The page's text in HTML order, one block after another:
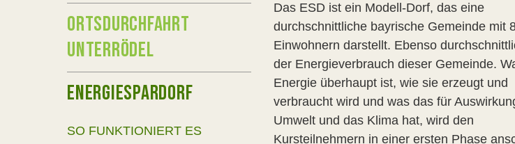
Das ESD ist ein Modell-Dorf, das eine
durchschnittliche bayrische Gemeinde mit
Einwohnern darstellt. Ebenso
der Energieverbrauch dieser Gemeinde.
Energie überhaupt ist, wie sie erzeugt und
verbraucht wird und was das für
Umwelt und das Klima hat, wird den
Kursteilnehmern in einer ersten Phase
ORTSDURCHFAHRT
UNTERRÖDEL
ENERGIESPARDORF
SO FUNKTIONIERT ES